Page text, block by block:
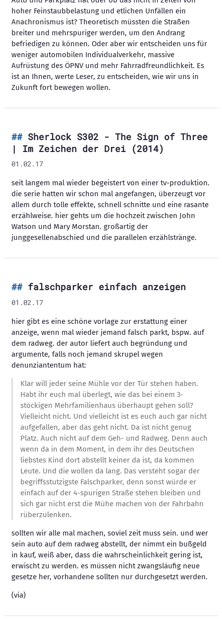
hoher Feinstaubbelastung und etlichen Unfällen ein
Anachronismus ist? Theoretisch müssten die Straßen
breiter und mehrspuriger werden, um den Andrang
befriedigen zu können. Oder aber wir entscheiden uns für
weniger automobilen Individualverkehr, massive
Aufrüstung des ÖPNV und mehr Fahrradfreundlichkeit. Es
ist an Ihnen, werte Leser, zu entscheiden, wie wir uns in
Zukunft fort bewegen wollen.
Sherlock S302 - The Sign of Three
| Im Zeichen der Drei (2014)
01.02.17
seit langem mal wieder begeistert von einer tv-produktion.
die serie hatten wir schon mal angefangen, überzeugt vor
allem durch tolle effekte, schnell schnitte und eine rasante
erzählweise. hier gehts um die hochzeit zwischen John
Watson und Mary Morstan. großartig der
junggesellenabschied und die parallelen erzählstränge.
falschparker einfach anzeigen
01.02.17
hier gibt es eine schöne vorlage zur erstattung einer
anzeige, wenn mal wieder jemand falsch parkt, bspw. auf
dem radweg. der autor liefert auch begründung und
argumente, falls noch jemand skrupel wegen
denunziantentum hat:
Klar will jeder seine Mühle vor der Tür stehen haben.
Habt ihr euch mal überlegt, wie das bei einem 3-
stöckigen Mehrfamilienhaus überhaupt gehen soll?
Vielleicht nicht. Und vielleicht ist es euch auch gar nicht
aufgefallen, aber das geht nicht. Da ist nicht genug
Platz. Auch nicht auf dem Geh- und Radweg. Denn auch
wenn da in dem Moment, in dem ihr des Deutschen
liebstes Kind dort abstellt keiner da ist, da kommen
Leute. Und die wollen da lang. Das versteht sogar der
begriffsstutzigste Falschparker, denn sonst würde er
einfach auf der 4-spurigen Straße stehen bleiben und
sich gar nicht erst die Mühe machen von der Fahrbahn
rüberzulenken.
sollten wir alle mal machen, soviel zeit muss sein. und wer
sein auto auf dem radweg abstellt, der nimmt ein bußgeld
in kauf, weiß aber, dass die wahrscheinlichkeit gering ist,
erwischt zu werden. es müssen nicht zwangsläufig neue
gesetze her, vorhandene sollten nur durchgesetzt werden.
(via)